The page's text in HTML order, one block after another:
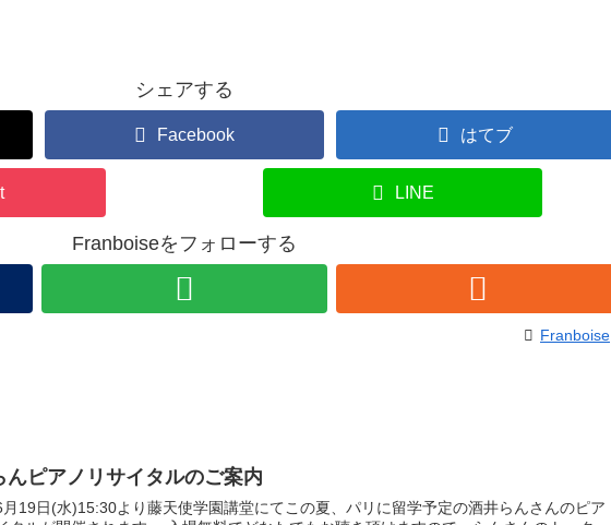
シェアする
Facebook はてブ
LINE
Franboiseをフォローする
Franboise
んピアノリサイタルのご案内
月19日(水)15:30より藤天使学園講堂にてこの夏、パリに留学予定の酒井らんさんのピア